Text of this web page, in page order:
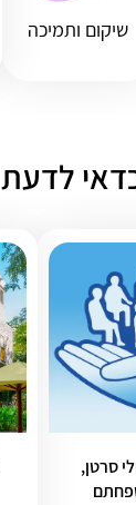
שיקום ותמיכה
לדעת
סרטן,